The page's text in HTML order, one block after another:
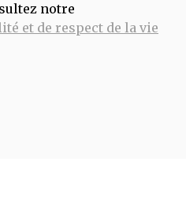
notre
et de respect de la vie
POPOTE
2.5€/pc